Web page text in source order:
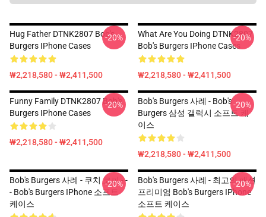
Hug Father DTNK2807 Bob's
Burgers IPhone Cases
₩2,218,580 - ₩2,411,500
-20%
What Are You Doing DTNK2807
Bob's Burgers IPhone Cases
₩2,218,580 - ₩2,411,500
-20%
Funny Family DTNK2807 Bob's
Burgers IPhone Cases
₩2,218,580 - ₩2,411,500
-20%
Bob's Burgers 사례 - Bob's
Burgers 삼성 갤럭시 소프트 케
이스
₩2,218,580 - ₩2,411,500
-20%
Bob's Burgers 사례 - 쿠치 코피 - -
- Bob's Burgers IPhone 소프트
케이스
-20%
Bob's Burgers 사례 - 최고의 패션
프리미엄 Bob's Burgers IPhone
소프트 케이스
-20%